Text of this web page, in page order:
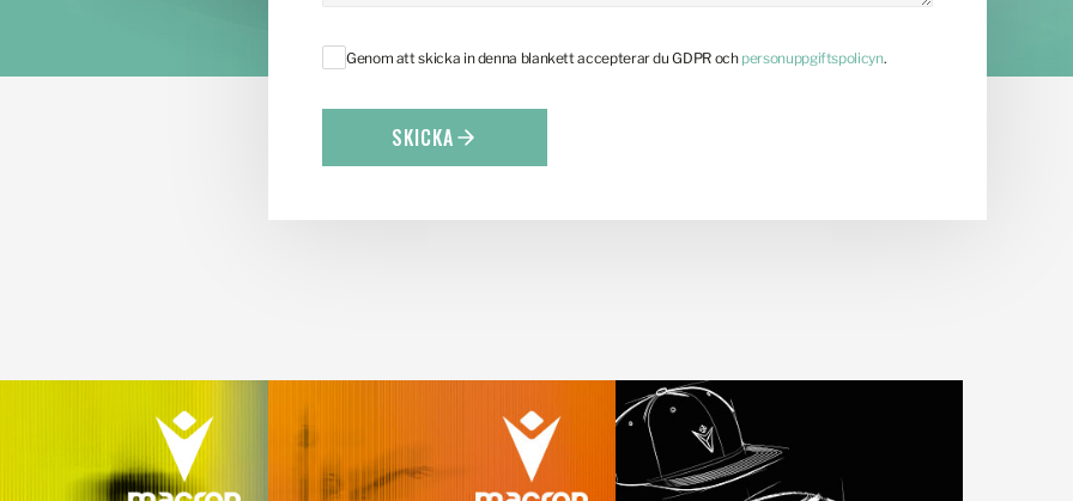
Genom att skicka in denna blankett accepterar du GDPR och personuppgiftspolicyn.
SKICKA